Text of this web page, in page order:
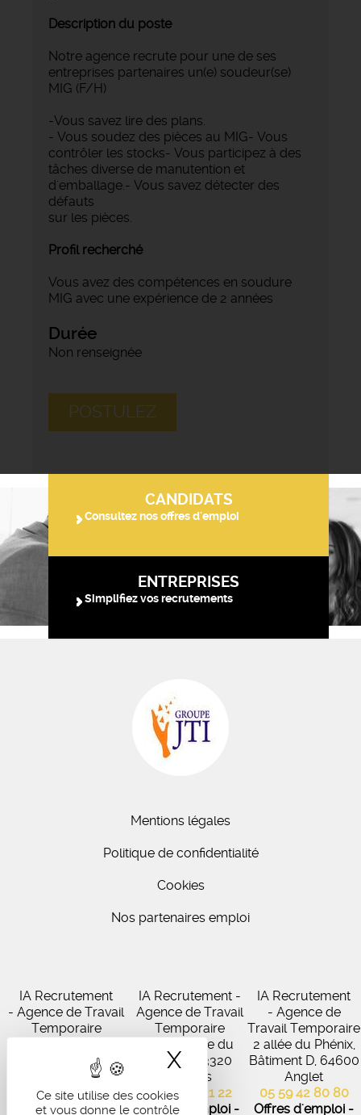
Ce site utilise des cookies
et vous donne le contrôle
X Masquer le
Description du poste
Notre agence recrute pour une de ses
entreprises partenaires un(e) soudeur(se)
MIG (F/H)
-Vous savez lire des plans.
- Vous soudez des pièces au MIG- Vous
contrôler les stocks- Vous participez à des
tâches diverse de manutention et
d'emballage.- Vous savez détecter des
défauts
sur les pièces.
Profil recherché
Vous avez des compétences en soudure
MIG avec une expérience de 2 années
Durée
Non renseignée
POSTULEZ
CANDIDATS
Consultez nos offres d'emploi
ENTREPRISES
Simplifiez vos recrutements
Mentions légales
Politique de confidentialité
Cookies
Nos partenaires emploi
IA Recrutement
- Agence de Travail
Temporaire
Virecourt, 33370
Artigues-près-
Bordeaux
05 56 67 48 57
IA Recrutement -
Agence de Travail
Temporaire
102 Avenue du
Médoc, 33320
Eysines
05 56 45 21 22
Offres d'emploi -
IA Recrutement
- Agence de
Travail Temporaire
2 allée du Phénix,
Bâtiment D, 64600
Anglet
05 59 42 80 80
Offres d'emploi -